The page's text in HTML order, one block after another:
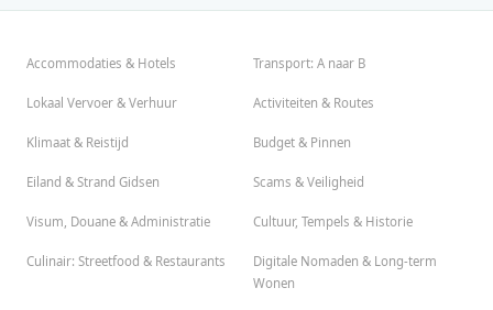
Accommodaties & Hotels Transport: A naar B
Lokaal Vervoer & Verhuur Activiteiten & Routes
Klimaat & Reistijd Budget & Pinnen
Eiland & Strand Gidsen Scams & Veiligheid
Visum, Douane & Administratie Cultuur, Tempels & Historie
Culinair: Streetfood & Restaurants
Digitale Nomaden & Long-term
Wonen